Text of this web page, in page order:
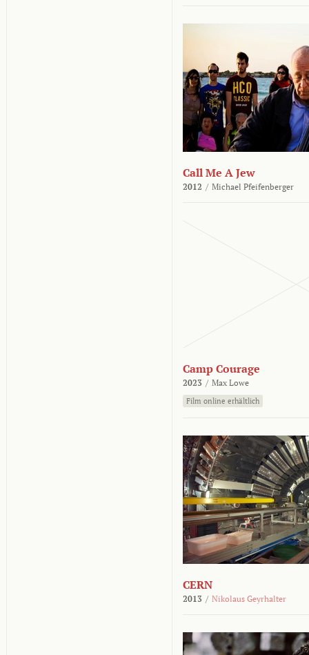
Call Me A Jew
2012 / Michael Pfeifenberger
Camp Courage
2023 / Max Lowe
Film online erhältlich
CERN
2013 / Nikolaus Geyrhalter